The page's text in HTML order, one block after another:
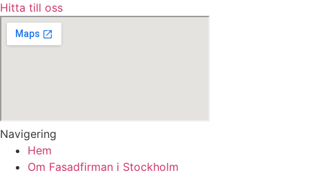
Hitta till oss
Navigering
Hem
Om Fasadfirman i Stockholm